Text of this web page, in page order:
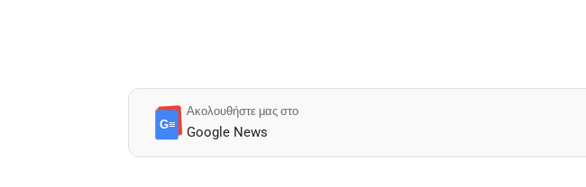
G≡
Ακολουθήστε μας στο
Google News